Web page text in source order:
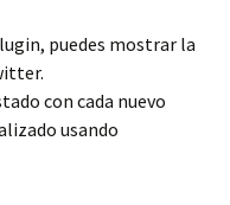
puedes mostrar la
con cada nuevo
usando